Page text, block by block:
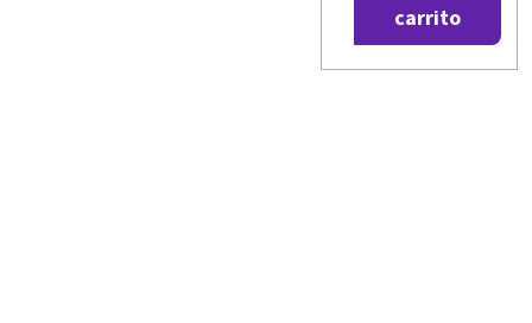
carrito